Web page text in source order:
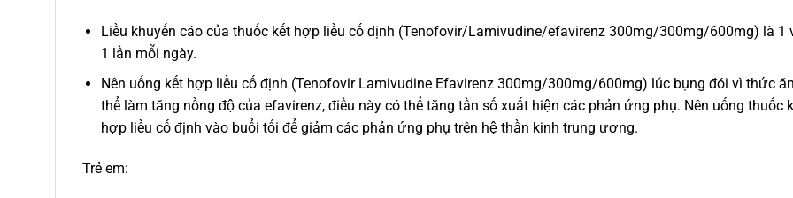
Liều khuyến cáo của thuốc kết hợp liều cố định (Tenofovir/Lamivudine/efavirenz 300mg/300mg/600mg) là 1
1 lần mỗi ngày.
Nên uống kết hợp liều cố định (Tenofovir Lamivudine Efavirenz 300mg/300mg/600mg) lúc bụng đói vì thức
thể làm tăng nồng độ của efavirenz, điều này có thể tăng tần số xuất hiện các phản ứng phụ. Nên uống thuốc
hợp liều cố định vào buổi tối để giảm các phản ứng phụ trên hệ thần kinh trung ương.
Trẻ em: